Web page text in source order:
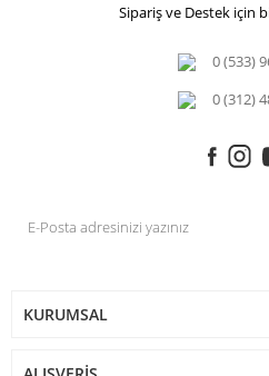
Sipariş ve Destek için
0 (533)
0 (312)
KURUMSAL